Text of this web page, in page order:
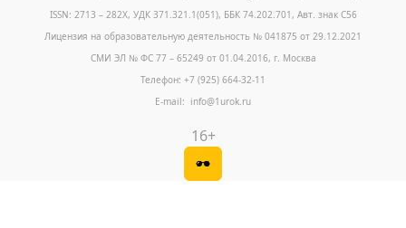
ISSN: 2713 – 282X, УДК 371.321.1(051), ББК 74.202.701, Авт. знак С56
Лицензия на образовательную деятельность № 041875 от 29.12.2021
СМИ ЭЛ № ФС 77 – 65249 от 01.04.2016, г. Москва
Телефон: +7 (925) 664-32-11
E-mail: info@1urok.ru
16+